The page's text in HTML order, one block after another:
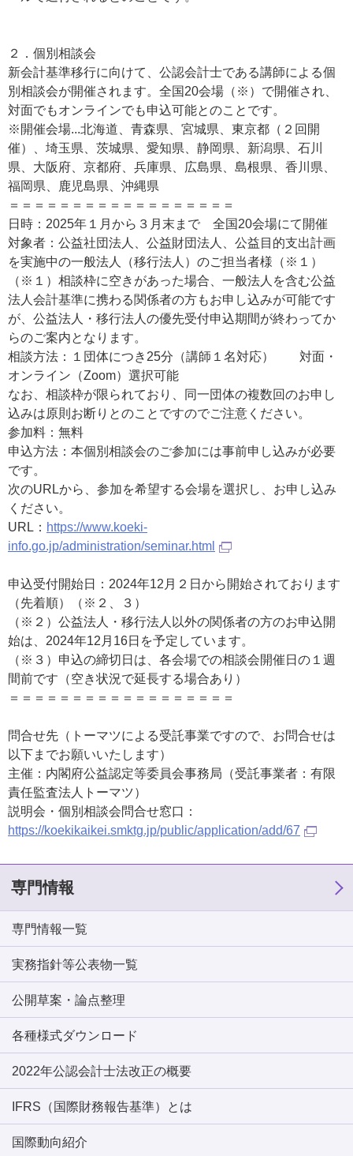
２．個別相談会
新会計基準移行に向けて、公認会計士である講師による個
別相談会が開催されます。全国20会場（※）で開催され、
対面でもオンラインでも申込可能とのことです。
※開催会場...北海道、青森県、宮城県、東京都（２回開
催）、埼玉県、茨城県、愛知県、静岡県、新潟県、石川
県、大阪府、京都府、兵庫県、広島県、島根県、香川県、
福岡県、鹿児島県、沖縄県
＝＝＝＝＝＝＝＝＝＝＝＝＝＝＝＝＝＝
日時：2025年１月から３月末まで 全国20会場にて開催
対象者：公益社団法人、公益財団法人、公益目的支出計画
を実施中の一般法人（移行法人）のご担当者様（※１）
（※１）相談枠に空きがあった場合、一般法人を含む公益
法人会計基準に携わる関係者の方もお申し込みが可能です
が、公益法人・移行法人の優先受付申込期間が終わってか
らのご案内となります。
相談方法：１団体につき25分（講師１名対応） 対面・
オンライン（Zoom）選択可能
なお、相談枠が限られており、同一団体の複数回のお申し
込みは原則お断りとのことですのでご注意ください。
参加料：無料
申込方法：本個別相談会のご参加には事前申し込みが必要
です。
次のURLから、参加を希望する会場を選択し、お申し込み
ください。
URL： https://www.koeki-
info.go.jp/administration/seminar.html
申込受付開始日：2024年12月２日から開始されております
（先着順）（※２、３）
（※２）公益法人・移行法人以外の関係者の方のお申込開
始は、2024年12月16日を予定しています。
（※３）申込の締切日は、各会場での相談会開催日の１週
間前です（空き状況で延長する場合あり）
＝＝＝＝＝＝＝＝＝＝＝＝＝＝＝＝＝＝
問合せ先（トーマツによる受託事業ですので、お問合せは
以下までお願いいたします）
主催：内閣府公益認定等委員会事務局（受託事業者：有限
責任監査法人トーマツ）
説明会・個別相談会問合せ窓口：
https://koekikaikei.smktg.jp/public/application/add/67
専門情報
専門情報一覧
実務指針等公表物一覧
公開草案・論点整理
各種様式ダウンロード
2022年公認会計士法改正の概要
IFRS（国際財務報告基準）とは
国際動向紹介